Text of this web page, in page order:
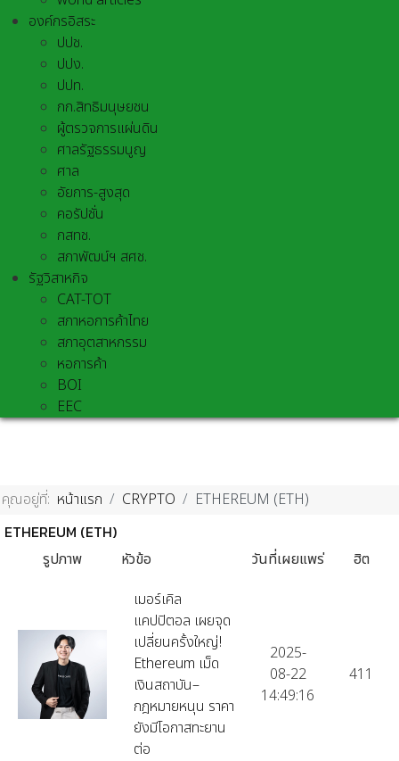
องค์กรอิสระ
ปปช.
ปปง.
ปปท.
กก.สิทธิมนุษยชน
ผู้ตรวจการแผ่นดิน
ศาลรัฐธรรมนูญ
ศาล
อัยการ-สูงสุด
คอรัปชั่น
กสทช.
สภาพัฒน์ฯ สศช.
รัฐวิสาหกิจ
CAT-TOT
สภาหอการค้าไทย
สภาอุตสาหกรรม
หอการค้า
BOI
EEC
คุณอยู่ที่: หน้าแรก CRYPTO
ETHEREUM (ETH)
ETHEREUM (ETH)
รูปภาพ
หัวข้อ วันที่เผยแพร่
ฮิต
เมอร์เคิล
แคปปิตอล เผยจุด
เปลี่ยนครั้งใหญ่!
Ethereum เม็ด
เงินสถาบัน–
กฎหมายหนุน ราคา
ยังมีโอกาสทะยาน
ต่อ
2025-
08-22
14:49:16
411